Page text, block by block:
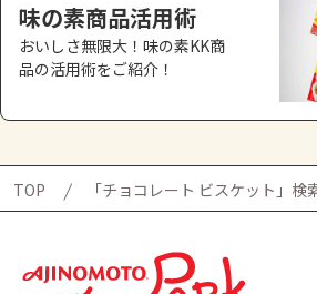
味の素商品活用術
おいしさ無限大！味の素KK商
品の活用術をご紹介！
TOP 「チョコレート ビスケット」検